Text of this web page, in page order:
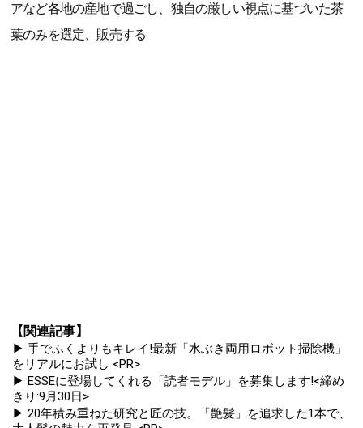
アなど各地の産地で過ごし、独自の厳しい視点に基づいた茶
葉のみを選定、販売する
【関連記事】
▶ 手でふくよりもキレイ!最新「水ぶき両用ロボット掃除機」
をリアルにお試し <PR>
▶ ESSEに登場してくれる「読者モデル」を募集します!<締め
きり:9月30日>
▶ 20年積み重ねた研究と匠の技。「艶髪」を追求した1本で、